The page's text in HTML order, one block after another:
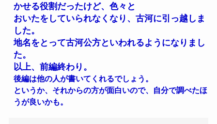
かせる役割だったけど、色々と
おいたをしていられなくなり、古河に引っ越しま
した。
地名をとって古河公方といわれるようになりまし
た。
以上、前編終わり。
後編は他の人が書いてくれるでしょう。
というか、それからの方が面白いので、自分で調べたほ
うが良いかも。